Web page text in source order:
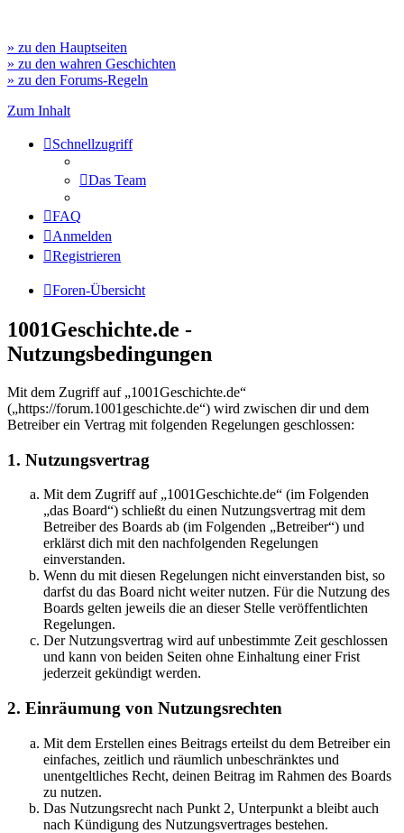
» zu den Hauptseiten
» zu den wahren Geschichten
» zu den Forums-Regeln
Zum Inhalt
Schnellzugriff
Das Team
FAQ
Anmelden
Registrieren
Foren-Übersicht
1001Geschichte.de -
Nutzungsbedingungen
Mit dem Zugriff auf „1001Geschichte.de“
(„https://forum.1001geschichte.de“) wird zwischen dir und dem
Betreiber ein Vertrag mit folgenden Regelungen geschlossen:
1. Nutzungsvertrag
Mit dem Zugriff auf „1001Geschichte.de“ (im Folgenden
„das Board“) schließt du einen Nutzungsvertrag mit dem
Betreiber des Boards ab (im Folgenden „Betreiber“) und
erklärst dich mit den nachfolgenden Regelungen
einverstanden.
Wenn du mit diesen Regelungen nicht einverstanden bist, so
darfst du das Board nicht weiter nutzen. Für die Nutzung des
Boards gelten jeweils die an dieser Stelle veröffentlichten
Regelungen.
Der Nutzungsvertrag wird auf unbestimmte Zeit geschlossen
und kann von beiden Seiten ohne Einhaltung einer Frist
jederzeit gekündigt werden.
2. Einräumung von Nutzungsrechten
Mit dem Erstellen eines Beitrags erteilst du dem Betreiber ein
einfaches, zeitlich und räumlich unbeschränktes und
unentgeltliches Recht, deinen Beitrag im Rahmen des Boards
zu nutzen.
Das Nutzungsrecht nach Punkt 2, Unterpunkt a bleibt auch
nach Kündigung des Nutzungsvertrages bestehen.